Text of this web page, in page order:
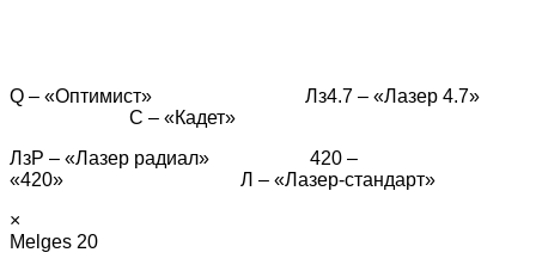
Q – «Оптимист» Лз4.7 – «Лазер 4.7»
С – «Кадет»
ЛзР – «Лазер радиал» 420 –
«420» Л – «Лазер-стандарт»
×
Melges 20